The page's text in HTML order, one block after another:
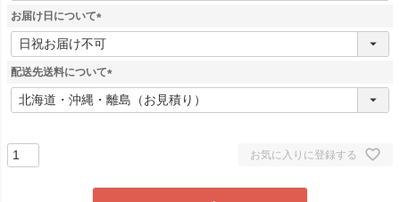
須
お届け日について
(
必
須
配送先送料について
(
必
お気に入りに登録する